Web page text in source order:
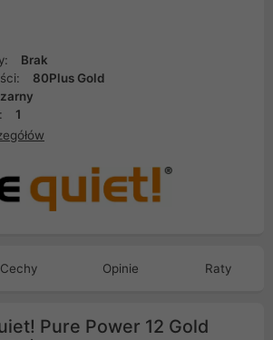
Brak
80Plus Gold
1
Cechy Opinie Raty
Pure Power 12 Gold